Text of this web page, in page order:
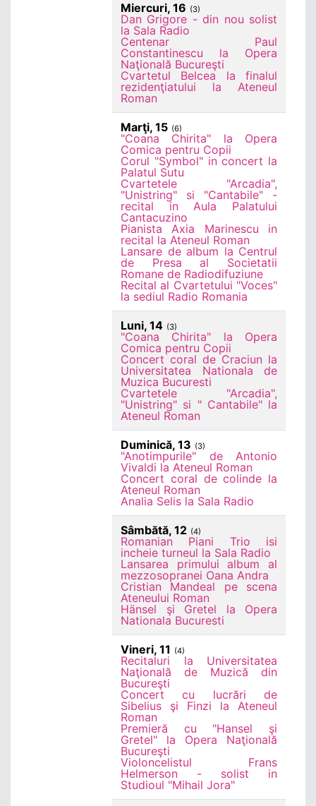
Miercuri, 16 (3)
Dan Grigore - din nou solist
la Sala Radio
Centenar Paul
Constantinescu la Opera
Naţională Bucureşti
Cvartetul Belcea la finalul
rezidenţiatului la Ateneul
Roman
Marţi, 15 (6)
"Coana Chirita" la Opera
Comica pentru Copii
Corul "Symbol" in concert la
Palatul Sutu
Cvartetele "Arcadia",
"Unistring" si "Cantabile" -
recital in Aula Palatului
Cantacuzino
Pianista Axia Marinescu in
recital la Ateneul Roman
Lansare de album la Centrul
de Presa al Societatii
Romane de Radiodifuziune
Recital al Cvartetului "Voces"
la sediul Radio Romania
Luni, 14 (3)
"Coana Chirita" la Opera
Comica pentru Copii
Concert coral de Craciun la
Universitatea Nationala de
Muzica Bucuresti
Cvartetele "Arcadia",
"Unistring" si " Cantabile" la
Ateneul Roman
Duminică, 13 (3)
"Anotimpurile" de Antonio
Vivaldi la Ateneul Roman
Concert coral de colinde la
Ateneul Roman
Analia Selis la Sala Radio
Sâmbătă, 12 (4)
Romanian Piani Trio isi
incheie turneul la Sala Radio
Lansarea primului album al
mezzosopranei Oana Andra
Cristian Mandeal pe scena
Ateneului Roman
Hänsel şi Gretel la Opera
Nationala Bucuresti
Vineri, 11 (4)
Recitaluri la Universitatea
Naţională de Muzică din
Bucureşti
Concert cu lucrări de
Sibelius şi Finzi la Ateneul
Roman
Premieră cu "Hansel şi
Gretel" la Opera Naţională
Bucureşti
Violoncelistul Frans
Helmerson - solist in
Studioul "Mihail Jora"